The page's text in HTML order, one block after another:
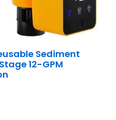
Sediment
12-GPM